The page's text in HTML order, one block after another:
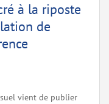
à la riposte
de
vient de publier